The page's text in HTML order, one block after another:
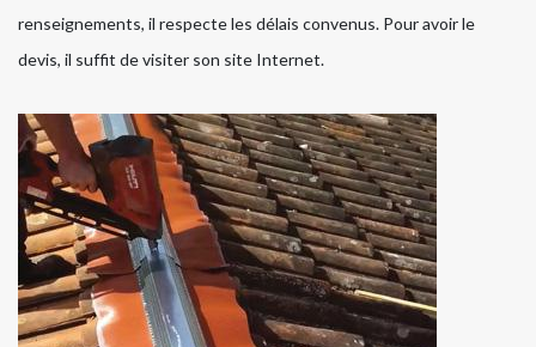
renseignements, il respecte les délais convenus. Pour avoir le
devis, il suffit de visiter son site Internet.